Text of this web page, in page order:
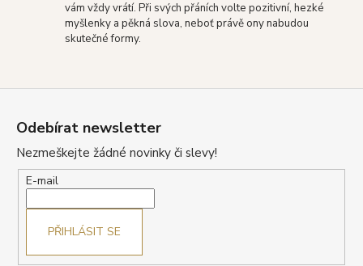
vám vždy vrátí. Při svých přáních volte pozitivní, hezké
myšlenky a pěkná slova, neboť právě ony nabudou
skutečné formy.
Odebírat newsletter
Nezmeškejte žádné novinky či slevy!
E-mail
PŘIHLÁSIT SE